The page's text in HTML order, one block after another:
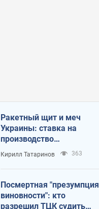
Ракетный щит и меч
Украины: ставка на
производство
собственных ракет
Кирилл Татаринов 363
Посмертная "презумпция
виновности": кто
разрешил ТЦК судить